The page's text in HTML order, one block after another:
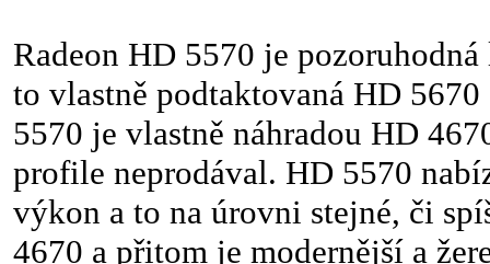
Radeon HD 5570 je
to vlastně podtaktovaná HD
5570 je vlastně náhradou HD
profile neprodával. HD 5570
výkon a to na úrovni stejné, či
4670 a přitom je modernější a